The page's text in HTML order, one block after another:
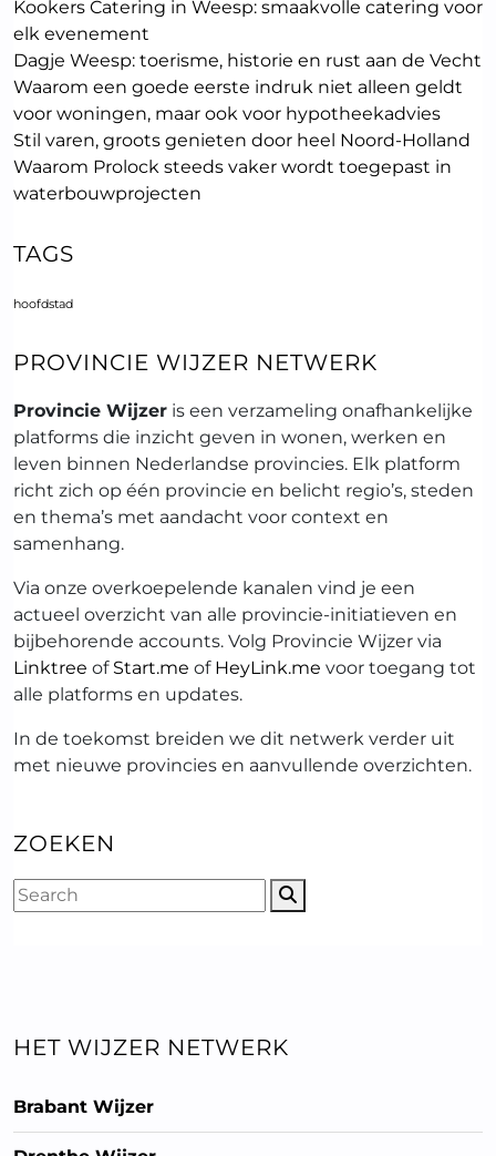
Kookers Catering in Weesp: smaakvolle catering voor
elk evenement
Dagje Weesp: toerisme, historie en rust aan de Vecht
Waarom een goede eerste indruk niet alleen geldt
voor woningen, maar ook voor hypotheekadvies
Stil varen, groots genieten door heel Noord-Holland
Waarom Prolock steeds vaker wordt toegepast in
waterbouwprojecten
TAGS
hoofdstad
PROVINCIE WIJZER NETWERK
Provincie Wijzer is een verzameling onafhankelijke
platforms die inzicht geven in wonen, werken en
leven binnen Nederlandse provincies. Elk platform
richt zich op één provincie en belicht regio’s, steden
en thema’s met aandacht voor context en
samenhang.
Via onze overkoepelende kanalen vind je een
actueel overzicht van alle provincie-initiatieven en
bijbehorende accounts. Volg Provincie Wijzer via
Linktree of Start.me of HeyLink.me voor toegang tot
alle platforms en updates.
In de toekomst breiden we dit netwerk verder uit
met nieuwe provincies en aanvullende overzichten.
ZOEKEN
HET WIJZER NETWERK
Brabant Wijzer